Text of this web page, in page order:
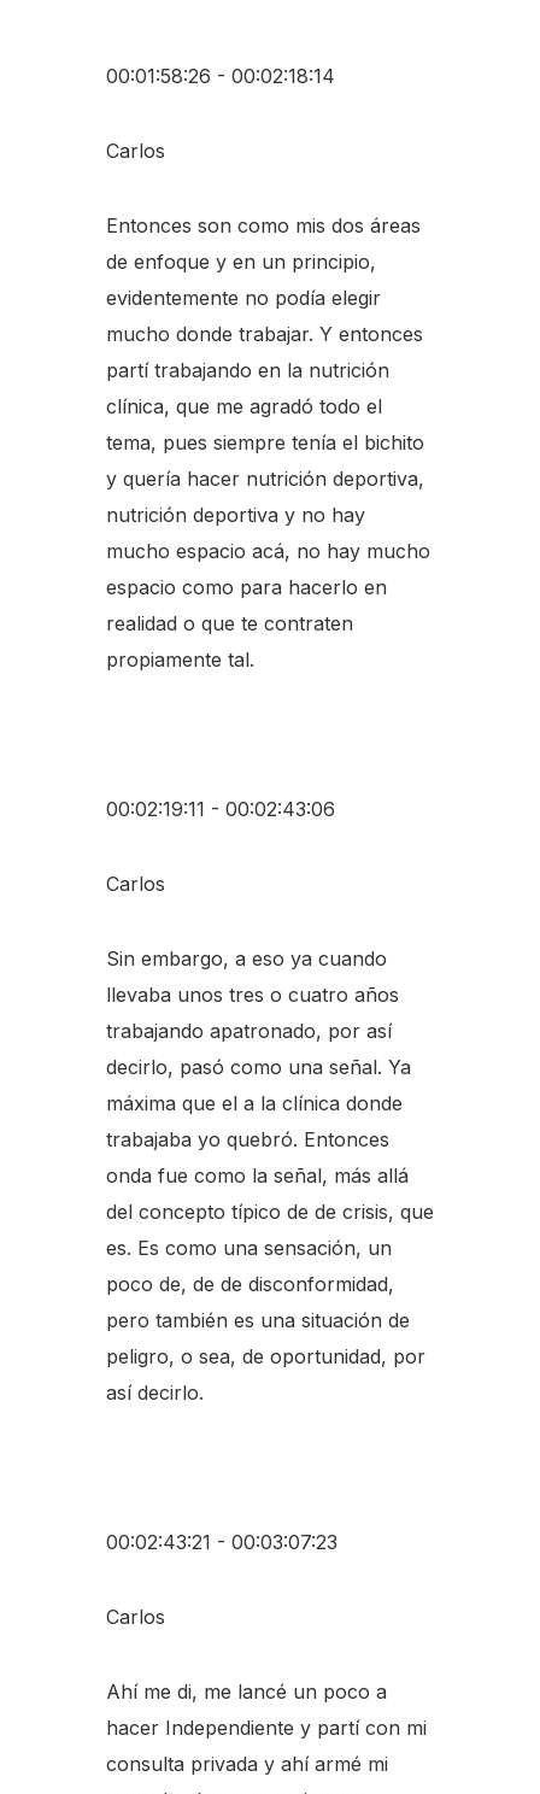
00:01:58:26 - 00:02:18:14
Carlos
Entonces son como mis dos áreas
de enfoque y en un principio,
evidentemente no podía elegir
mucho donde trabajar. Y entonces
partí trabajando en la nutrición
clínica, que me agradó todo el
tema, pues siempre tenía el bichito
y quería hacer nutrición deportiva,
nutrición deportiva y no hay
mucho espacio acá, no hay mucho
espacio como para hacerlo en
realidad o que te contraten
propiamente tal.
00:02:19:11 - 00:02:43:06
Carlos
Sin embargo, a eso ya cuando
llevaba unos tres o cuatro años
trabajando apatronado, por así
decirlo, pasó como una señal. Ya
máxima que el a la clínica donde
trabajaba yo quebró. Entonces
onda fue como la señal, más allá
del concepto típico de de crisis, que
es. Es como una sensación, un
poco de, de de disconformidad,
pero también es una situación de
peligro, o sea, de oportunidad, por
así decirlo.
00:02:43:21 - 00:03:07:23
Carlos
Ahí me di, me lancé un poco a
hacer Independiente y partí con mi
consulta privada y ahí armé mi